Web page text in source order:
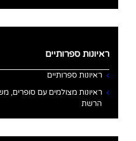
ראיונות ספרותיים
ראיונות ספרותיים
ראיונות מצולמים עם סופרים,
הרשת